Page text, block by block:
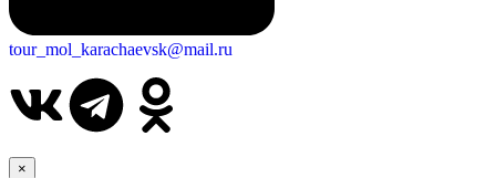
tour_mol_karachaevsk@mail.ru
×